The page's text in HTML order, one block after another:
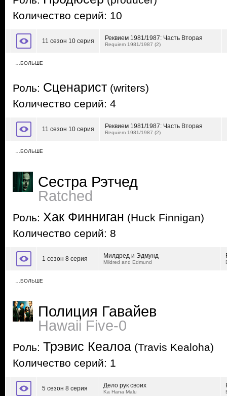
Количество серий: 10
11 сезон 10 серия Реквием 1981/1987: Часть Вторая
Requiem 1981/1987 (2)
…БОЛЬШЕ
Роль: Сценарист (writers)
Количество серий: 4
11 сезон 10 серия Реквием 1981/1987: Часть Вторая
Requiem 1981/1987 (2)
…БОЛЬШЕ
Сестра Рэтчед
Ratched
Роль: Хак Финниган (Huck Finnigan)
Количество серий: 8
1 сезон 8 серия Милдред и Эдмунд
Mildred and Edmund
…БОЛЬШЕ
Полиция Гавайев
Hawaii Five-0
Роль: Трэвис Кеалоа (Travis Kealoha)
Количество серий: 1
5 сезон 8 серия Дело рук своих
Ka Hana Malu